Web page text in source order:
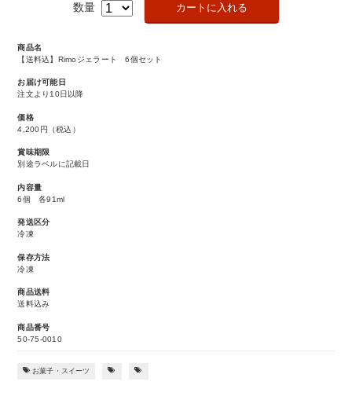
数量
商品名
【送料込】Rimoジェラート 6個セット
お届け可能日
注文より10日以降
価格
4,200円 （税込）
賞味期限
別途ラベルに記載日
内容量
6個 各91ml
発送区分
冷凍
保存方法
冷凍
商品送料
送料込み
商品番号
50-75-0010
お菓子・スイーツ